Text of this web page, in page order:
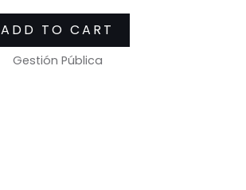
ADD TO CART
Gestión Pública